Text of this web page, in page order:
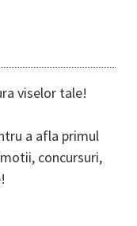
viselor tale!
a afla primul
concursuri,